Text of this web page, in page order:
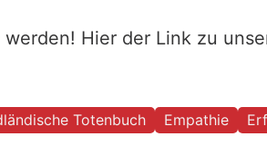
Hier der Link zu
Totenbuch Empathie